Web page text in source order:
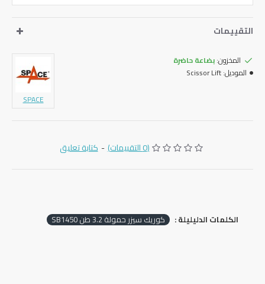
التقييمات
المخزون:بضاعة حاضرة
الموديل:Scissor Lift
SPACE
(0 التقييمات) - كتابة تعليق
الكلمات الدليليلة : ‏كوريك سيزر حمولة ‎3.2 طن ‎SB‎1450